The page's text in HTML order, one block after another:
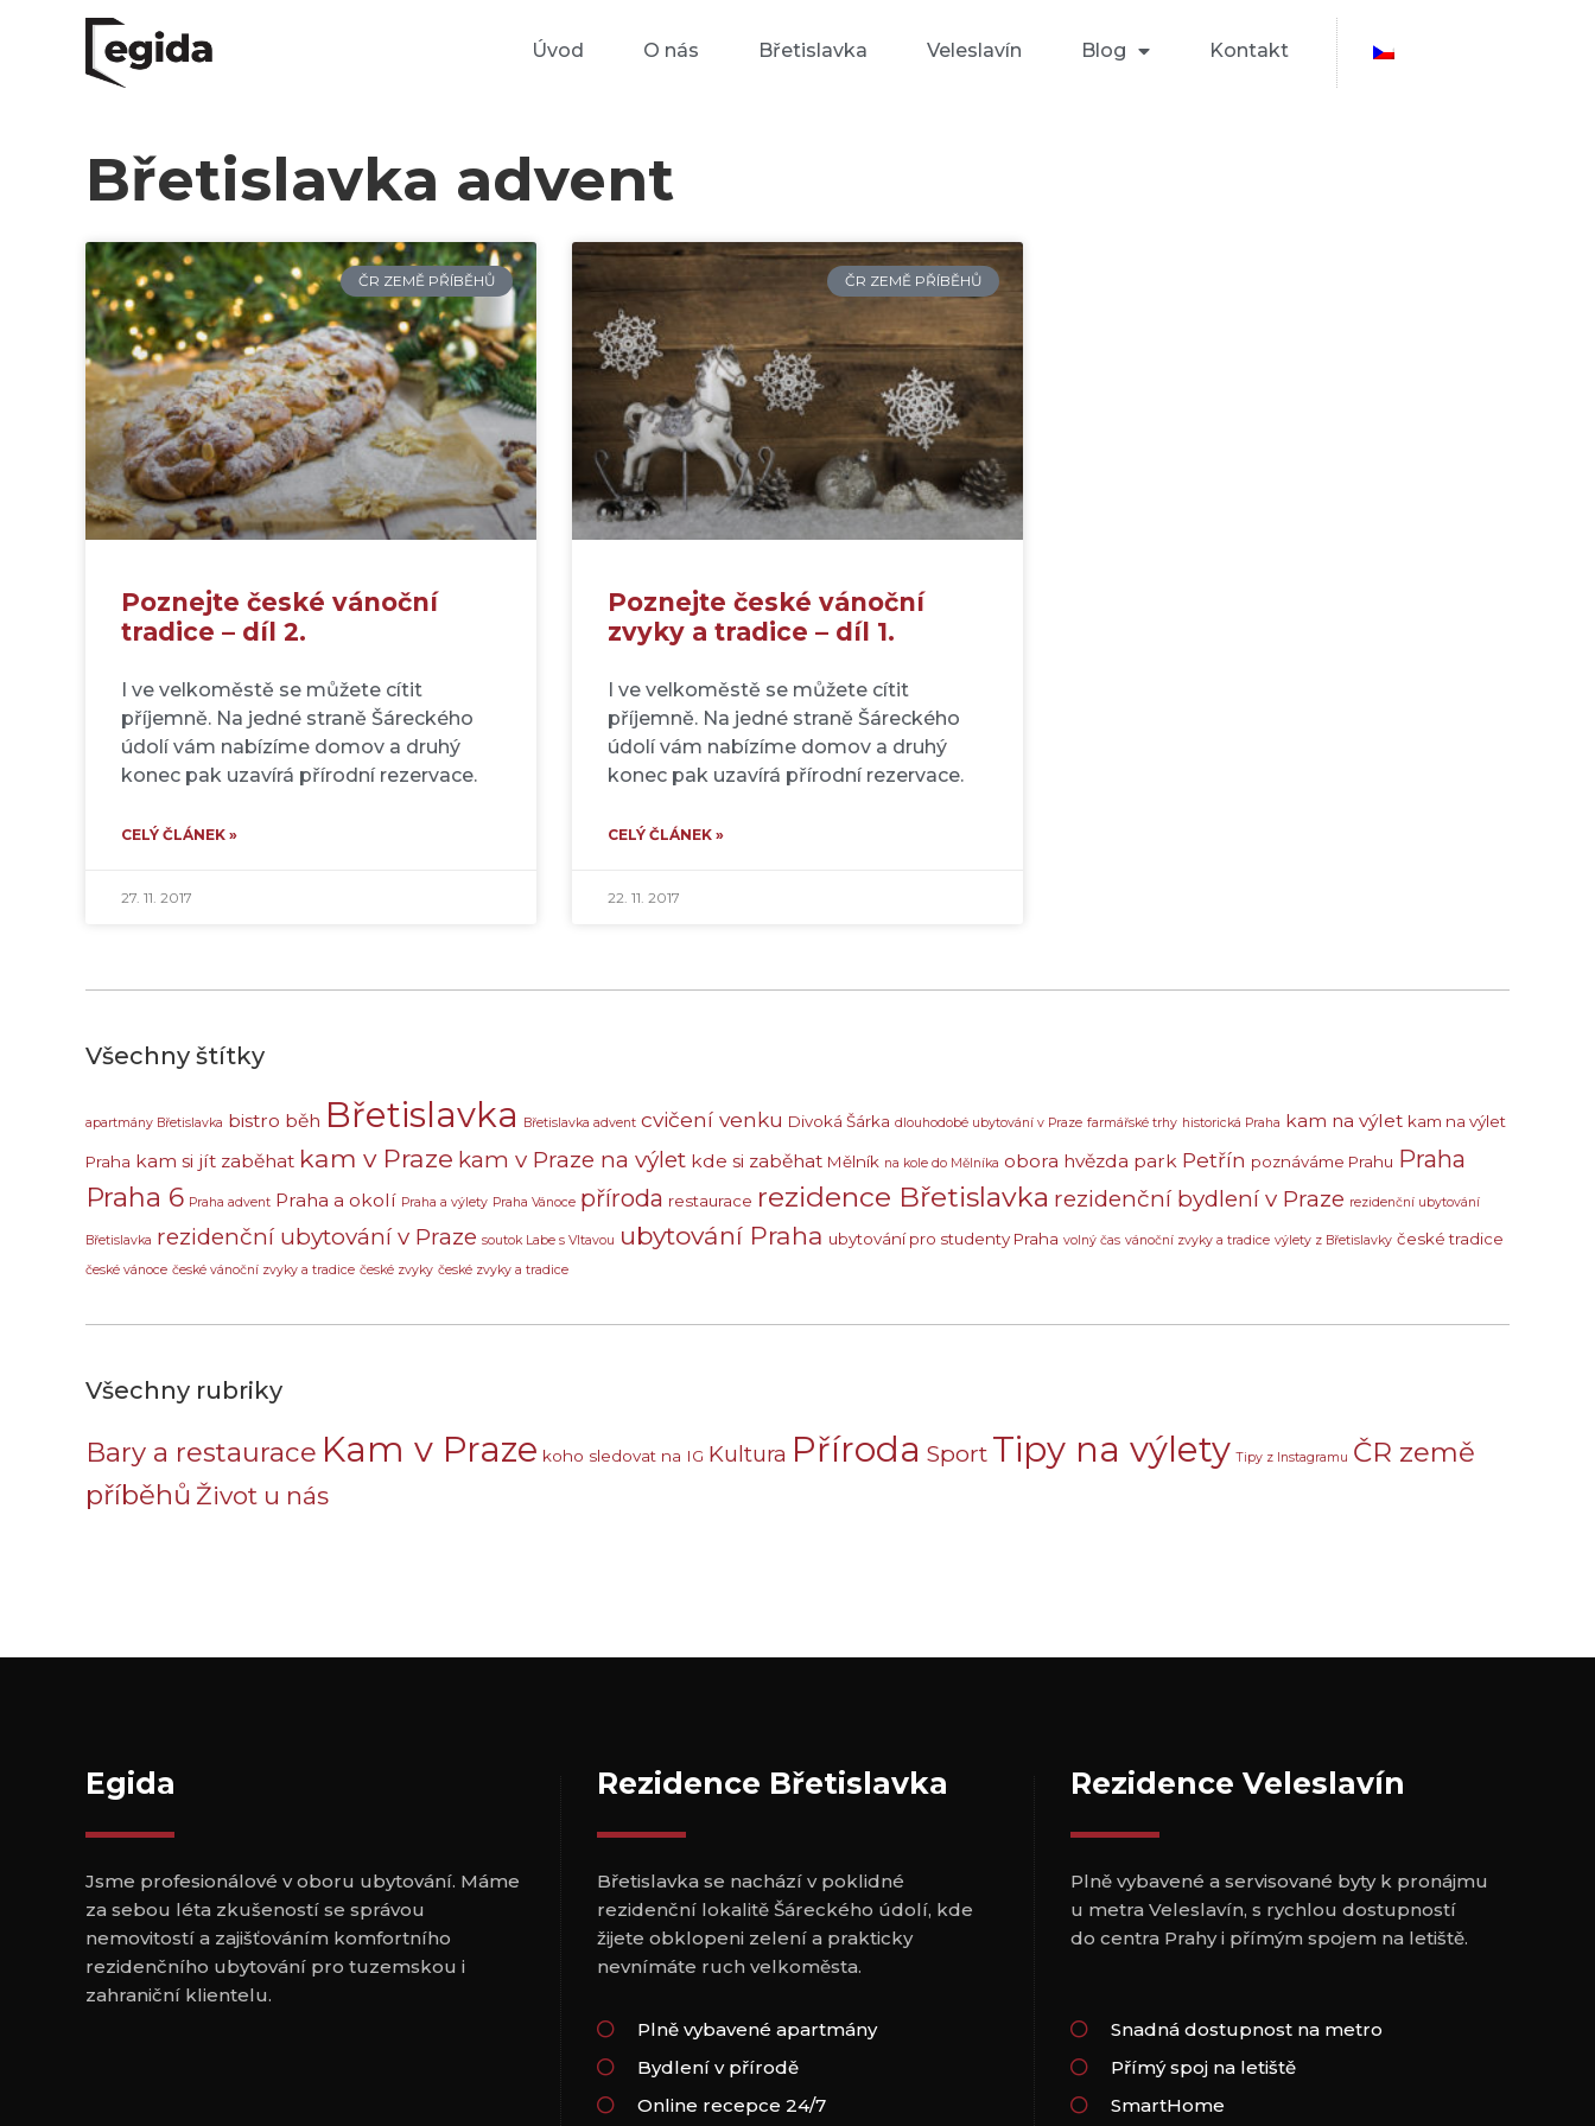
Úvod O nás Břetislavka Veleslavín Blog Kontakt
Břetislavka advent
ČR ZEMĚ PŘÍBĚHŮ
Poznejte české vánoční
tradice – díl 2.
I ve velkoměstě se můžete cítit
příjemně. Na jedné straně Šáreckého
údolí vám nabízíme domov a druhý
konec pak uzavírá přírodní rezervace.
CELÝ ČLÁNEK »
27. 11. 2017
ČR ZEMĚ PŘÍBĚHŮ
Poznejte české vánoční
zvyky a tradice – díl 1.
I ve velkoměstě se můžete cítit
příjemně. Na jedné straně Šáreckého
údolí vám nabízíme domov a druhý
konec pak uzavírá přírodní rezervace.
CELÝ ČLÁNEK »
22. 11. 2017
Všechny štítky
apartmány Břetislavka bistro běh Břetislavka Břetislavka advent cvičení venku Divoká Šárka dlouhodobé ubytování v Praze farmářské trhy historická Praha kam na výlet kam na výlet
Praha kam si jít zaběhat kam v Praze kam v Praze na výlet kde si zaběhat Mělník na kole do Mělníka obora hvězda park Petřín poznáváme Prahu Praha
Praha 6 Praha advent Praha a okolí Praha a výlety Praha Vánoce příroda restaurace rezidence Břetislavka rezidenční bydlení v Praze rezidenční ubytování
Břetislavka rezidenční ubytování v Praze soutok Labe s Vltavou ubytování Praha ubytování pro studenty Praha volný čas vánoční zvyky a tradice výlety z Břetislavky české tradice
české vánoce české vánoční zvyky a tradice české zvyky české zvyky a tradice
Všechny rubriky
Bary a restaurace Kam v Praze koho sledovat na IG Kultura Příroda Sport Tipy na výlety Tipy z Instagramu ČR země
příběhů Život u nás
Egida
Jsme profesionálové v oboru ubytování. Máme
za sebou léta zkušeností se správou
nemovitostí a zajišťováním komfortního
rezidenčního ubytování pro tuzemskou i
zahraniční klientelu.
Rezidence Břetislavka
Břetislavka se nachází v poklidné
rezidenční lokalitě Šáreckého údolí, kde
žijete obklopeni zelení a prakticky
nevnímáte ruch velkoměsta.
Plně vybavené apartmány
Bydlení v přírodě
Online recepce 24/7
Rezidence Veleslavín
Plně vybavené a servisované byty k pronájmu
u metra Veleslavín, s rychlou dostupností
do centra Prahy i přímým spojem na letiště.
Snadná dostupnost na metro
Přímý spoj na letiště
SmartHome